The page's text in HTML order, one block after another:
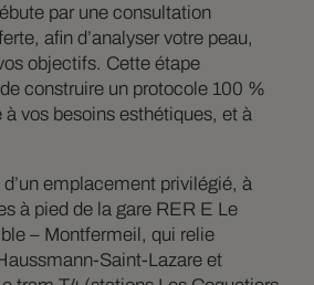
par une consultation
afin d’analyser votre peau,
objectifs. Cette étape
construire un protocole 100 %
vos besoins esthétiques, et à
emplacement privilégié, à
à pied de la gare RER E Le
– Montfermeil, qui relie
Saint-Lazare et